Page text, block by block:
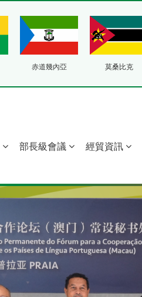
赤道幾內亞 莫桑比克
部長級會議 經貿資訊